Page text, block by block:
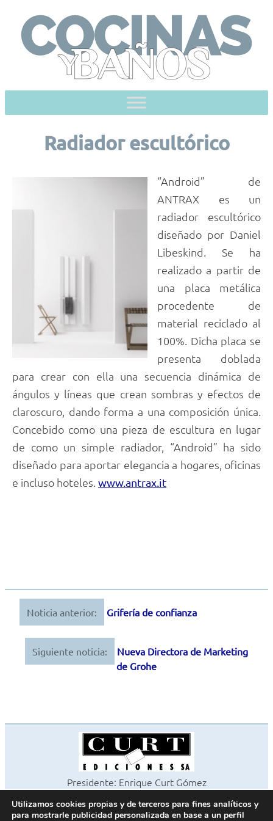
content
Radiador escultórico
“Android” de
ANTRAX es un
radiador escultórico
diseñado por Daniel
Libeskind. Se ha
realizado a partir de
una placa metálica
procedente de
material reciclado al
100%. Dicha placa se
presenta doblada
para crear con ella una secuencia dinámica de
ángulos y líneas que crean sombras y efectos de
claroscuro, dando forma a una composición única.
Concebido como una pieza de escultura en lugar
de como un simple radiador, “Android” ha sido
diseñado para aportar elegancia a hogares, oficinas
e incluso hoteles. www.antrax.it
Navegación
entradas
Noticia anterior: Grifería de confianza
Siguiente noticia:
Nueva Directora de Marketing
de Grohe
Presidente: Enrique Curt Gómez
©2026 Revista Cocinas y Baños
Utilizamos cookies propias y de terceros para fines analíticos y
para mostrarle publicidad personalizada en base a un perfil